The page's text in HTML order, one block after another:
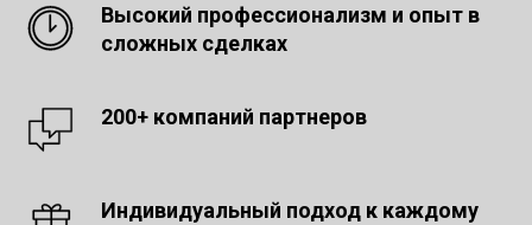
Высокий профессионализм и опыт в
сложных сделках
200+ компаний партнеров
Индивидуальный подход к каждому